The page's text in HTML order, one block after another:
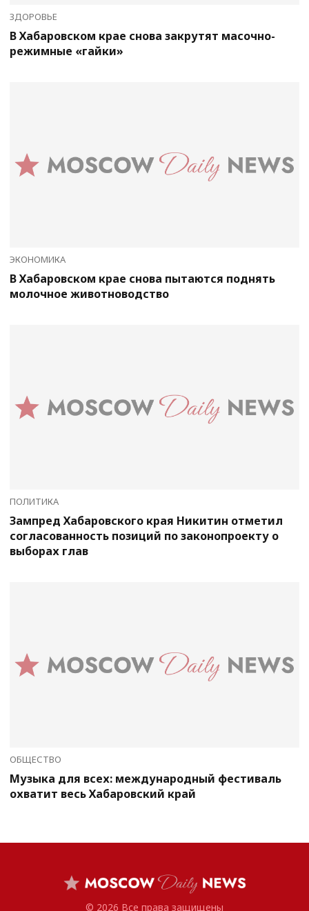
ЗДОРОВЬЕ
В Хабаровском крае снова закрутят масочно-
режимные «гайки»
ЭКОНОМИКА
В Хабаровском крае снова пытаются поднять
молочное животноводство
ПОЛИТИКА
Зампред Хабаровского края Никитин отметил
согласованность позиций по законопроекту о
выборах глав
ОБЩЕСТВО
Музыка для всех: международный фестиваль
охватит весь Хабаровский край
© 2026 Все права защищены